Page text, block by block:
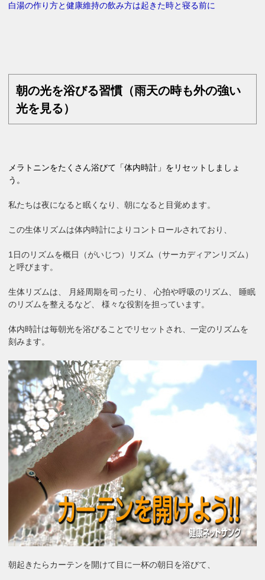
白湯の作り方と健康維持の飲み方は起きた時と寝る前に
朝の光を浴びる習慣（雨天の時も外の強い
光を見る）
メラトニンをたくさん浴びて「体内時計」をリセットしましょ
う。
私たちは夜になると眠くなり、朝になると目覚めます。
この生体リズムは体内時計によりコントロールされており、
1日のリズムを概日（がいじつ）リズム（サーカディアンリズム）
と呼びます。
生体リズムは、 月経周期を司ったり、 心拍や呼吸のリズム、 睡眠
のリズムを整えるなど、 様々な役割を担っています。
体内時計は毎朝光を浴びることでリセットされ、一定のリズムを
刻みます。
朝起きたらカーテンを開けて目に一杯の朝日を浴びて、